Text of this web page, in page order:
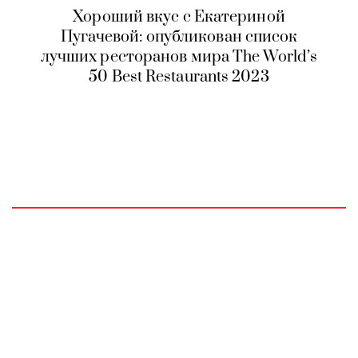
Хороший вкус с Екатериной
Пугачевой: опубликован список
лучших ресторанов мира The World’s
50 Best Restaurants 2023